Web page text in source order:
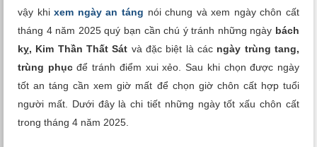
Xem bói
Tướng số
Cung hoàng đạo
vậy khixem ngày an táng nói chung và xem ngày chôn cất
tháng 4 năm 2025 quý bạn cần chú ý tránh những ngày bách
kỵ, Kim Thần Thất Sát và đặc biệt là các ngày trùng tang,
trùng phụcđể tránh điểm xui xẻo. Sau khi chọn được ngày
tốt an táng cần xem giờ mất để chọn giờ chôn cất hợp tuổi
người mất. Dưới đây là chi tiết những ngày tốt xấu chôn cất
trong tháng 4 năm 2025.